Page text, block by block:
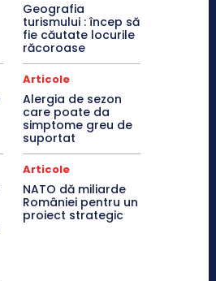
Geografia
turismului : încep să
fie căutate locurile
răcoroase
Articole
Alergia de sezon
care poate da
simptome greu de
suportat
Articole
NATO dă miliarde
României pentru un
proiect strategic